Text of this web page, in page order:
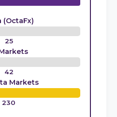
(OctaFx)
25
42
Markets
230